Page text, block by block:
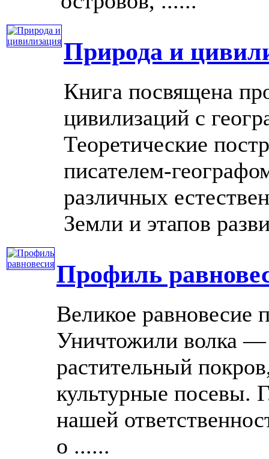
Природа и
Книга посвящена
цивилизаций с
Теоретические
писателем-
различных
Земли и этапов
Профиль
Великое
Уничтожили волка —
растительный
культурные посевы.
нашей
о ......